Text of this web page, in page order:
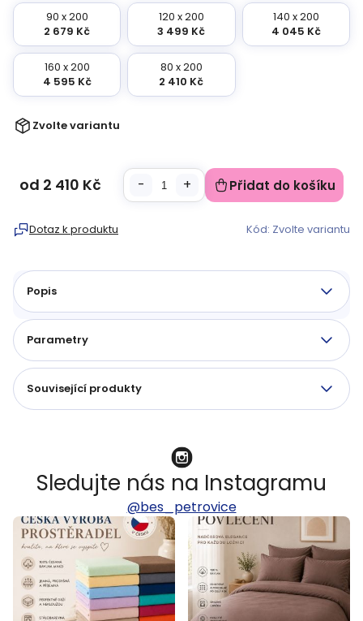
Zvolte variantu
90 x 200
2 679 Kč
120 x 200
3 499 Kč
140 x 200
4 045 Kč
160 x 200
4 595 Kč
80 x 200
2 410 Kč
Dotaz k produktu Kód: Zvolte variantu
od 2 410 Kč Přidat do košíku
Popis
Parametry
Související produkty
Sledujte nás na Instagramu
@bes_petrovice